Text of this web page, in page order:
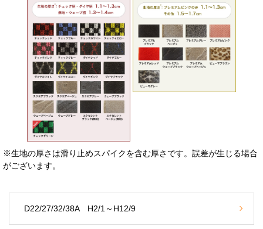
※生地の厚さは滑り止めスパイクを含む厚さです。誤差が生じる場合
がございます。
D22/27/32/38A H2/1～H12/9